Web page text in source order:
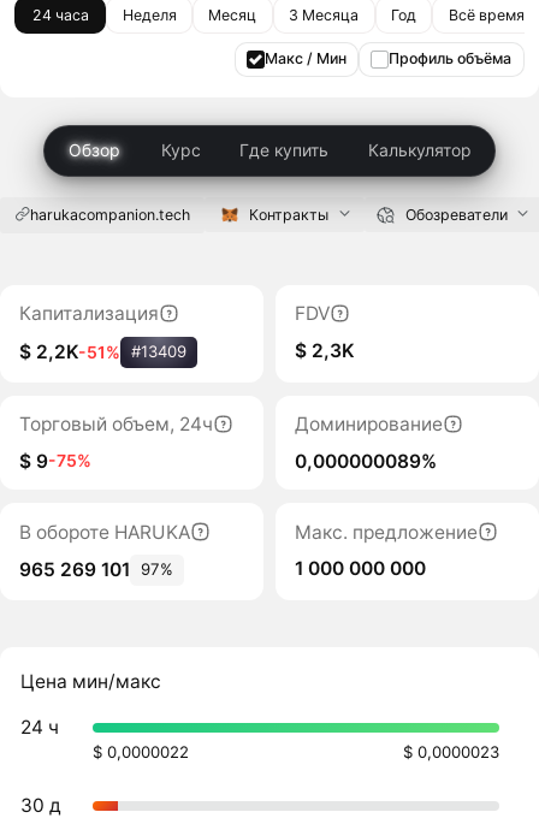
24 часа Неделя Месяц 3 Месяца Год Всё время
Макс / Мин Профиль объёма
Обзор Курс Где купить Калькулятор
harukacompanion.tech Контракты Обозреватели
Капитализация
$ 2,2K-51% #13409
FDV
$ 2,3K
Торговый объем, 24ч
$ 9-75%
Доминирование
0,000000089%
В обороте HARUKA
965 269 101
97%
Макс. предложение
1 000 000 000
Цена мин/макс
24 ч
$ 0,0000022 $ 0,0000023
30 д